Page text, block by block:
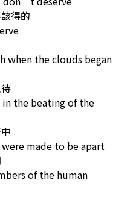
得的
when the clouds began
the beating of the
made to be apart
of the human